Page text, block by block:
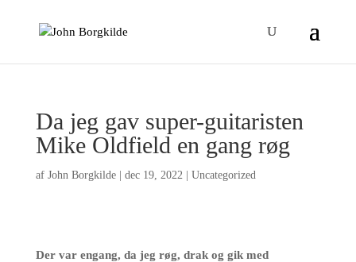
Da jeg gav super-guitaristen
Mike Oldfield en gang røg
af John Borgkilde| dec 19, 2022| Uncategorized
Der var engang, da jeg røg, drak og gik med